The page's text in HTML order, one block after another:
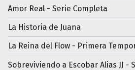
Amor Real - Serie Completa
La Historia de Juana
La Reina del Flow - Primera
Sobreviviendo a Escobar Alias JJ -